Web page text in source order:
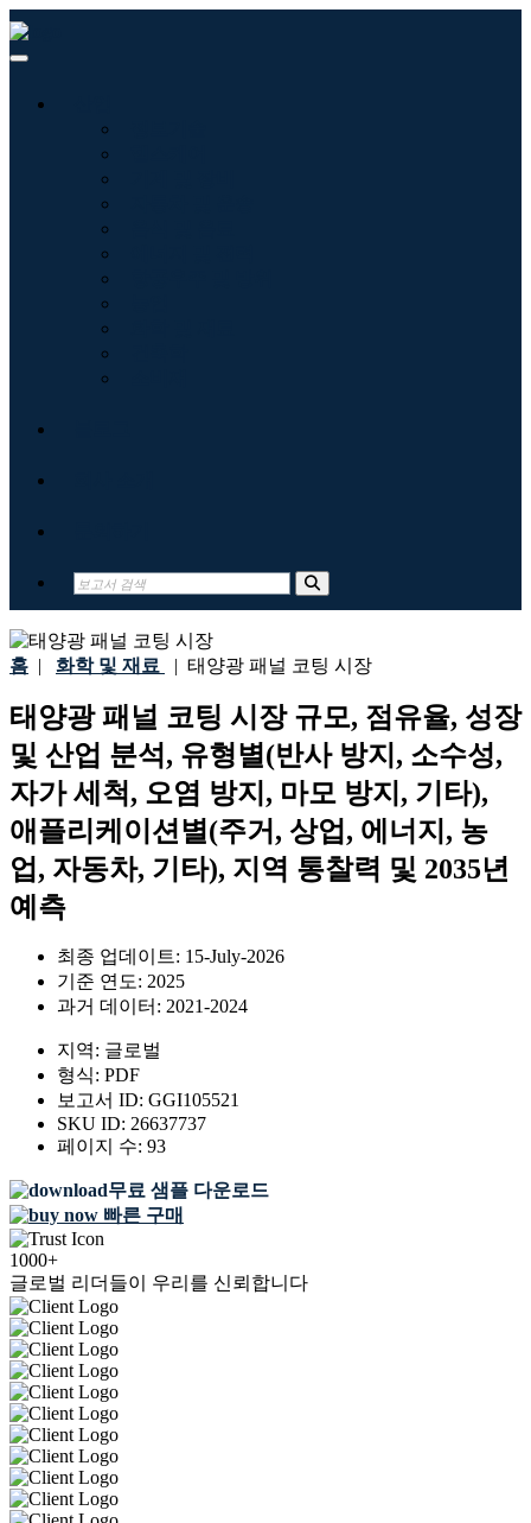
홈 | 화학 및 재료 | 태양광 패널 코팅 시장
태양광 패널 코팅 시장 규모, 점유율, 성장
및 산업 분석, 유형별(반사 방지, 소수성,
자가 세척, 오염 방지, 마모 방지, 기타),
애플리케이션별(주거, 상업, 에너지, 농
업, 자동차, 기타), 지역 통찰력 및 2035년
예측
최종 업데이트: 15-July-2026
기준 연도: 2025
과거 데이터: 2021-2024
지역: 글로벌
형식: PDF
보고서 ID: GGI105521
SKU ID: 26637737
페이지 수: 93
무료 샘플 다운로드
빠른 구매
1000+
글로벌 리더들이 우리를 신뢰합니다